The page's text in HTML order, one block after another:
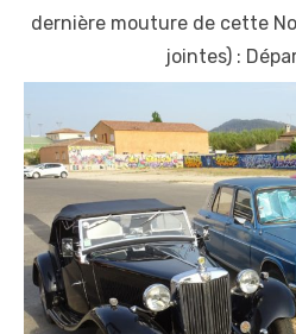
dernière mouture de cette
jointes) :